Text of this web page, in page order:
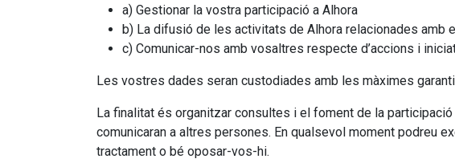
a) Gestionar la vostra participació a Alhora
b) La difusió de les activitats de Alhora relacionades amb
c) Comunicar-nos amb vosaltres respecte d’accions i
Les vostres dades seran custodiades amb les màximes
La finalitat és organitzar consultes i el foment de la
comunicaran a altres persones. En qualsevol moment podreu
tractament o bé oposar-vos-hi.